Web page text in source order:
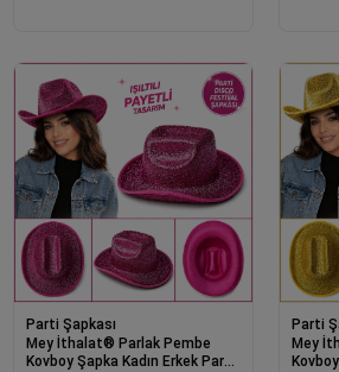
Parti Şapkası
Mey İthalat® Parlak Pembe
Kovboy Şapka Kadın Erkek Parti
Parti
Mey